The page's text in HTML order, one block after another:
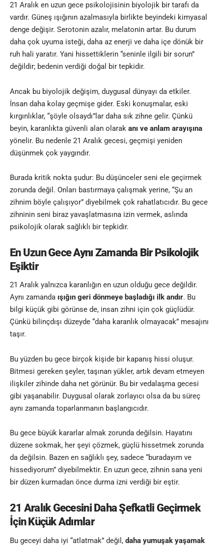
21 Aralık en uzun gece psikolojisinin biyolojik bir tarafı da
vardır. Güneş ışığının azalmasıyla birlikte beyindeki kimyasal
denge değişir. Serotonin azalır, melatonin artar. Bu durum
daha çok uyuma isteği, daha az enerji ve daha içe dönük bir
ruh hali yaratır. Yani hissettiklerin “seninle ilgili bir sorun”
değildir; bedenin verdiği doğal bir tepkidir.
Ancak bu biyolojik değişim, duygusal dünyayı da etkiler.
İnsan daha kolay geçmişe gider. Eski konuşmalar, eski
kırgınlıklar, “şöyle olsaydı”lar daha sık zihne gelir. Çünkü
beyin, karanlıkta güvenli alan olarak anı ve anlam arayışına
yönelir. Bu nedenle 21 Aralık gecesi, geçmişi yeniden
düşünmek çok yaygındır.
Burada kritik nokta şudur: Bu düşünceler seni ele geçirmek
zorunda değil. Onları bastırmaya çalışmak yerine, “Şu an
zihnim böyle çalışıyor” diyebilmek çok rahatlatıcıdır. Bu gece
zihninin seni biraz yavaşlatmasına izin vermek, aslında
psikolojik olarak sağlıklı bir tepkidir.
En Uzun Gece Aynı Zamanda Bir Psikolojik
Eşiktir
21 Aralık yalnızca karanlığın en uzun olduğu gece değildir.
Aynı zamanda ışığın geri dönmeye başladığı ilk andır. Bu
bilgi küçük gibi görünse de, insan zihni için çok güçlüdür.
Çünkü bilinçdışı düzeyde “daha karanlık olmayacak” mesajını
taşır.
Bu yüzden bu gece birçok kişide bir kapanış hissi oluşur.
Bitmesi gereken şeyler, taşınan yükler, artık devam etmeyen
ilişkiler zihinde daha net görünür. Bu bir vedalaşma gecesi
gibi yaşanabilir. Duygusal olarak zorlayıcı olsa da bu süreç
aynı zamanda toparlanmanın başlangıcıdır.
Bu gece büyük kararlar almak zorunda değilsin. Hayatını
düzene sokmak, her şeyi çözmek, güçlü hissetmek zorunda
da değilsin. Bazen en sağlıklı şey, sadece “buradayım ve
hissediyorum” diyebilmektir. En uzun gece, zihnin sana yeni
bir düzen kurmadan önce durma izni verdiği bir eştir.
21 Aralık Gecesini Daha Şefkatli Geçirmek
İçin Küçük Adımlar
Bu geceyi daha iyi “atlatmak” değil, daha yumuşak yaşamak